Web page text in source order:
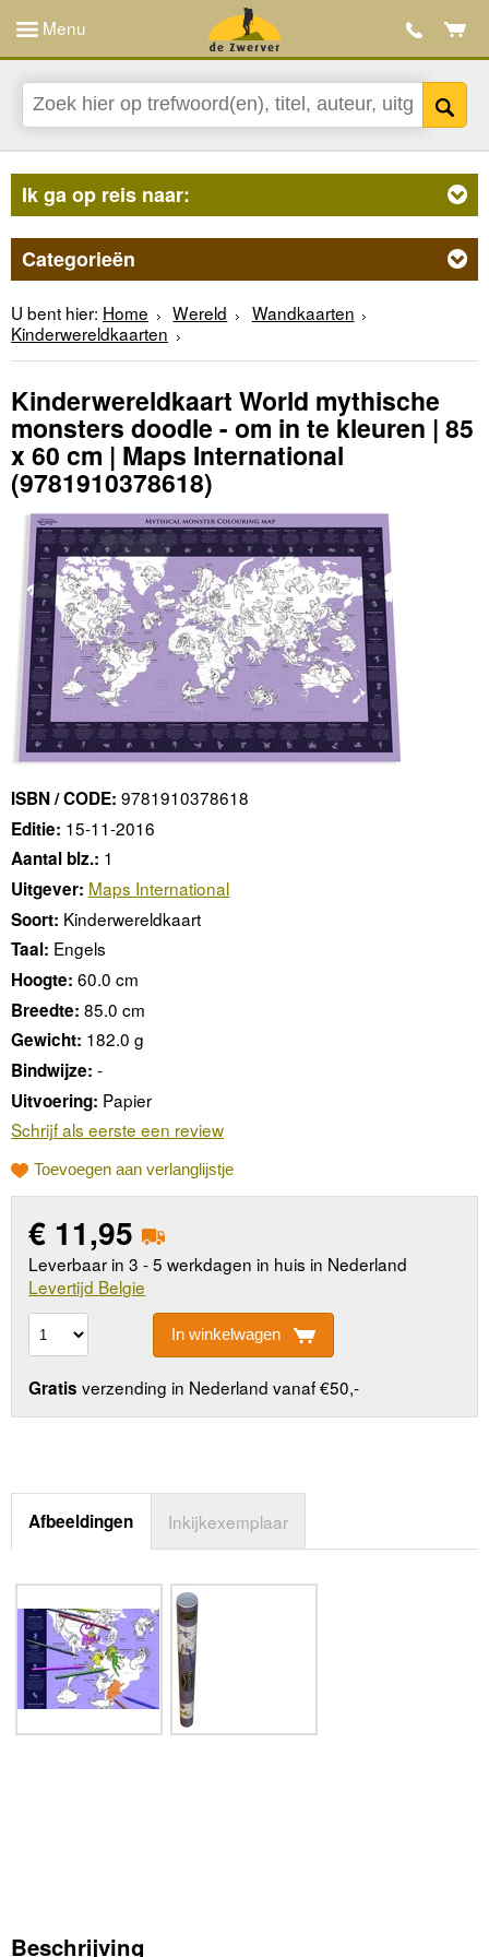
Menu
Ik ga op reis naar:
Categorieën
U bent hier: Home Wereld
Wandkaarten
Kinderwereldkaarten
Kinderwereldkaart World mythische
monsters doodle - om in te kleuren | 85
x 60 cm | Maps International
(9781910378618)
ISBN / CODE: 9781910378618
Editie: 15-11-2016
Aantal blz.: 1
Uitgever: Maps International
Soort: Kinderwereldkaart
Taal: Engels
Hoogte: 60.0 cm
Breedte: 85.0 cm
Gewicht: 182.0 g
Bindwijze: -
Uitvoering: Papier
Schrijf als eerste een review
Toevoegen aan verlanglijstje
€ 11,95
Leverbaar in 3 - 5 werkdagen in huis in Nederland
Levertijd Belgie
In winkelwagen
Gratis verzending in Nederland vanaf €50,-
Afbeeldingen Inkijkexemplaar
Beschrijving